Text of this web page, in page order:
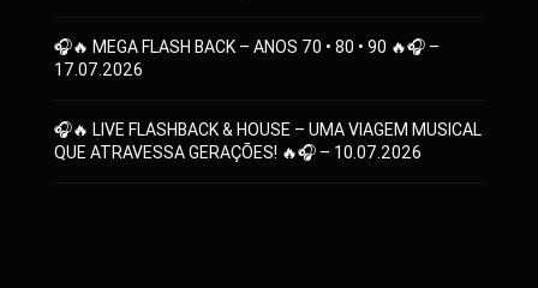
🎧🔥 MEGA FLASH BACK – ANOS 70 • 80 • 90 🔥🎧 –
17.07.2026
🎧🔥 LIVE FLASHBACK & HOUSE – UMA VIAGEM MUSICAL
QUE ATRAVESSA GERAÇÕES! 🔥🎧 – 10.07.2026